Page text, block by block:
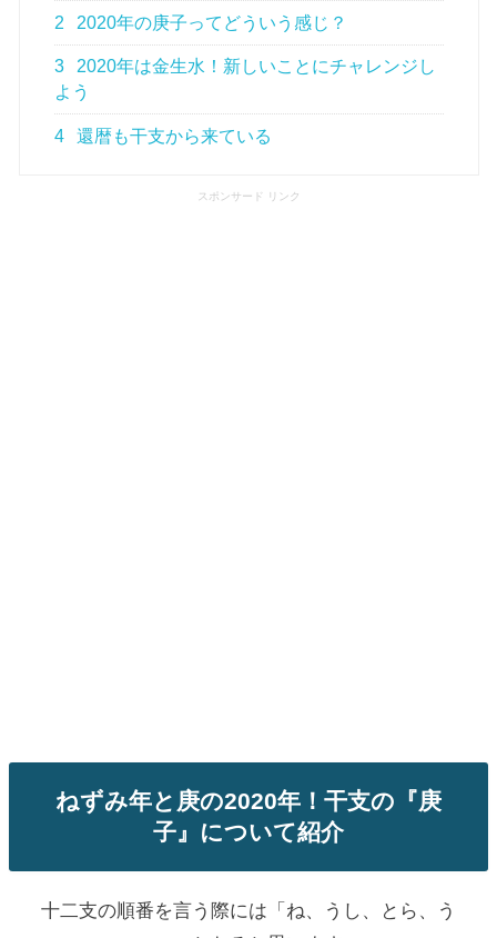
2 2020年の庚子ってどういう感じ？
3
2020年は金生水！新しいことにチャレンジし
よう
4 還暦も干支から来ている
スポンサード リンク
ねずみ年と庚の2020年！干支の『庚
子』について紹介
十二支の順番を言う際には「ね、うし、とら、う